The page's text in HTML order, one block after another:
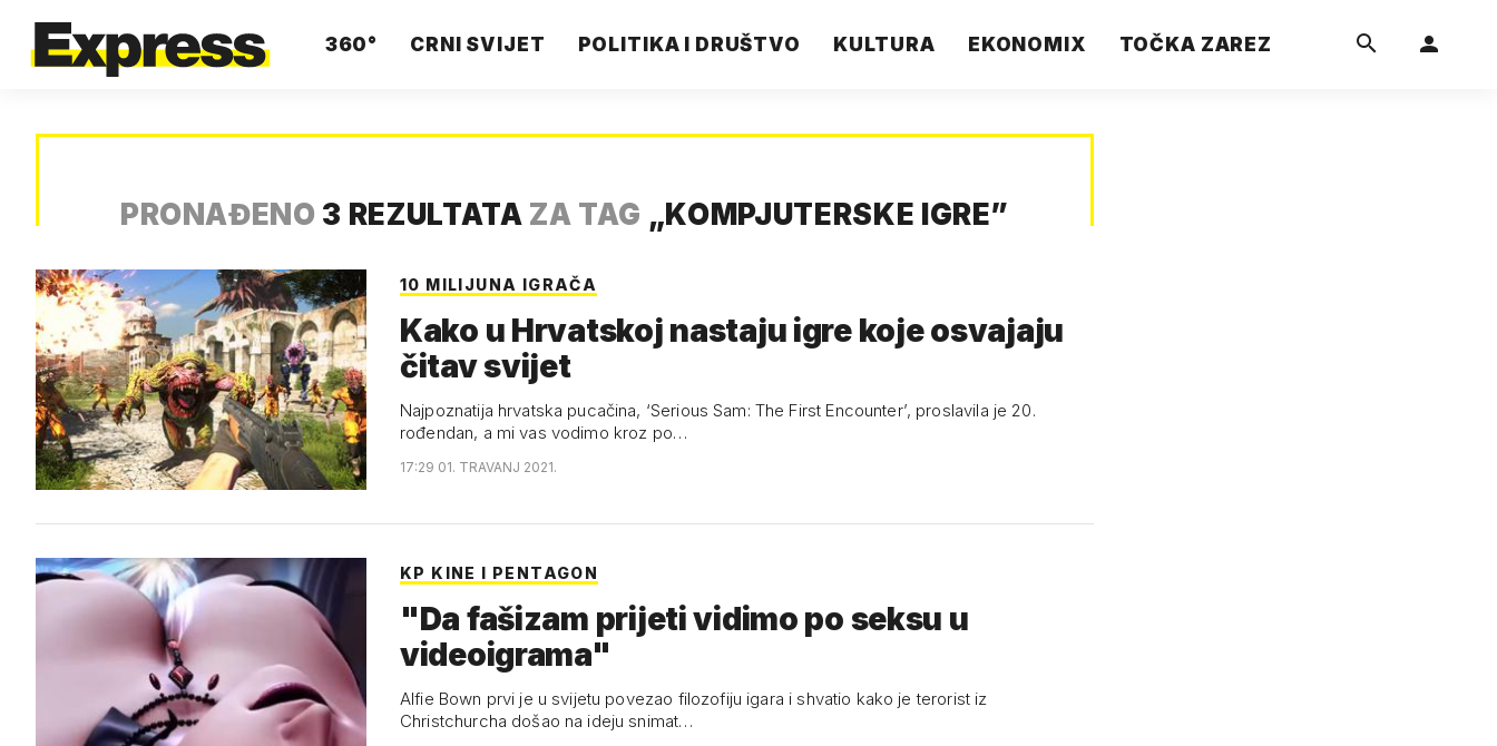
360° CRNI SVIJET POLITIKA I DRUŠTVO KULTURA EKONOMIX TOČKA ZAREZ
PRONAĐENO 3 REZULTATA ZA TAG „KOMPJUTERSKE IGRE”
10 MILIJUNA IGRAČA
Kako u Hrvatskoj nastaju igre koje osvajaju
čitav svijet
Najpoznatija hrvatska pucačina, ‘Serious Sam: The First Encounter’, proslavila je 20.
rođendan, a mi vas vodimo kroz po…
17:29 01. TRAVANJ 2021.
KP KINE I PENTAGON
"Da fašizam prijeti vidimo po seksu u
videoigrama"
Alfie Bown prvi je u svijetu povezao filozofiju igara i shvatio kako je terorist iz
Christchurcha došao na ideju snimat…